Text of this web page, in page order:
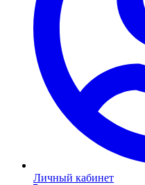
Личный кабинет